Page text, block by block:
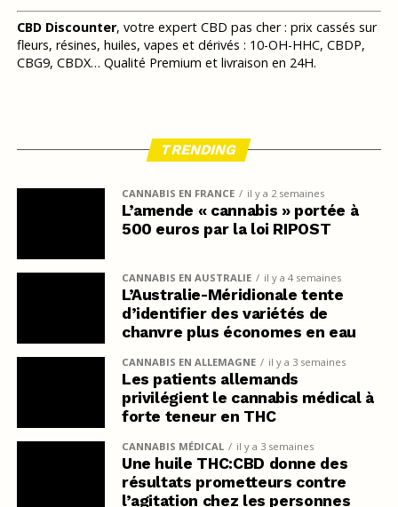
CBD Discounter, votre expert CBD pas cher : prix cassés sur
fleurs, résines, huiles, vapes et dérivés : 10-OH-HHC, CBDP,
CBG9, CBDX… Qualité Premium et livraison en 24H.
TRENDING
CANNABIS EN FRANCE il y a 2 semaines
L’amende « cannabis » portée à
500 euros par la loi RIPOST
CANNABIS EN AUSTRALIE il y a 4 semaines
L’Australie-Méridionale tente
d’identifier des variétés de
chanvre plus économes en eau
CANNABIS EN ALLEMAGNE il y a 3 semaines
Les patients allemands
privilégient le cannabis médical à
forte teneur en THC
CANNABIS MÉDICAL il y a 3 semaines
Une huile THC:CBD donne des
résultats prometteurs contre
l’agitation chez les personnes